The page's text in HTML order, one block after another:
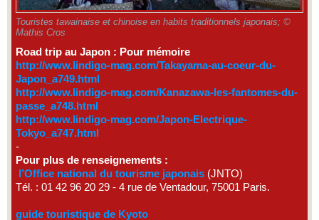
Touristes tawainaise et chinoise en habits traditionnels japonais; ©
Mathis Cros
Road trip au Japon : Pour mémoire
http://www.lindigo-mag.com/Takayama-au-coeur-du-
Japon_a749.html
http://www.lindigo-mag.com/Kanazawa-les-fantomes-du-
passe_a748.html
http://www.lindigo-mag.com/Japon-Electrique-
Tokyo_a747.html
-
Pour plus de renseignements :
l’Office national du tourisme japonais (JNTO)
Tél. : 01 42 96 20 29 - 4 rue de Ventadour, 75001 Paris.
guide touristique de Kyoto